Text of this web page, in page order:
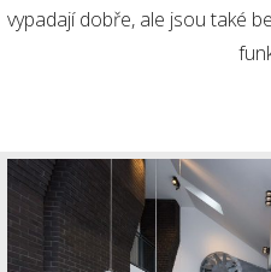
vypadají dobře, ale jsou také